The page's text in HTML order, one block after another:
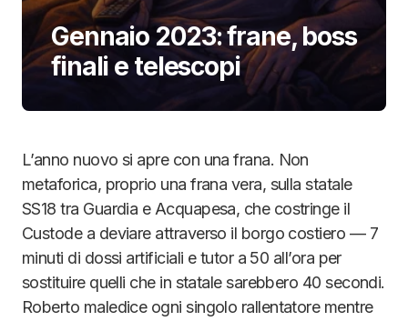
Gennaio 2023: frane, boss
finali e telescopi
L’anno nuovo si apre con una frana. Non
metaforica, proprio una frana vera, sulla statale
SS18 tra Guardia e Acquapesa, che costringe il
Custode a deviare attraverso il borgo costiero — 7
minuti di dossi artificiali e tutor a 50 all’ora per
sostituire quelli che in statale sarebbero 40 secondi.
Roberto maledice ogni singolo rallentatore mentre